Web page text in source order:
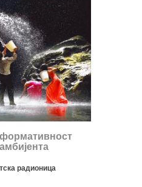
радионица